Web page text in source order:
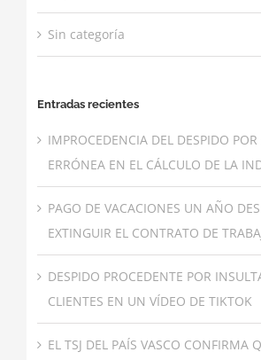
Sin categoría
Entradas recientes
IMPROCEDENCIA DEL DESPIDO
ERRÓNEA EN EL CÁLCULO DE LA
PAGO DE VACACIONES UN AÑO
EXTINGUIR EL CONTRATO DE
DESPIDO PROCEDENTE POR
CLIENTES EN UN VÍDEO DE TIKTOK
EL TSJ DEL PAÍS VASCO CONFIRMA